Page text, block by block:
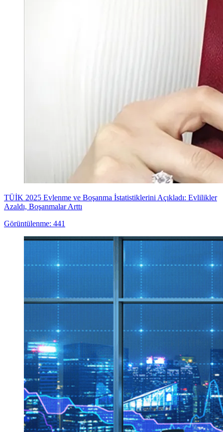
TÜİK 2025 Evlenme ve Boşanma İstatistiklerini Açıkladı: Evlilikler
Azaldı, Boşanmalar Arttı
Görüntülenme: 441